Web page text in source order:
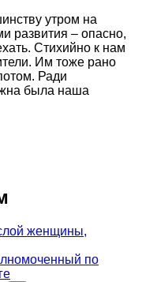
утром на
развития – опасно,
Стихийно к нам
Им тоже рано
Ради
была наша
женщины,
по